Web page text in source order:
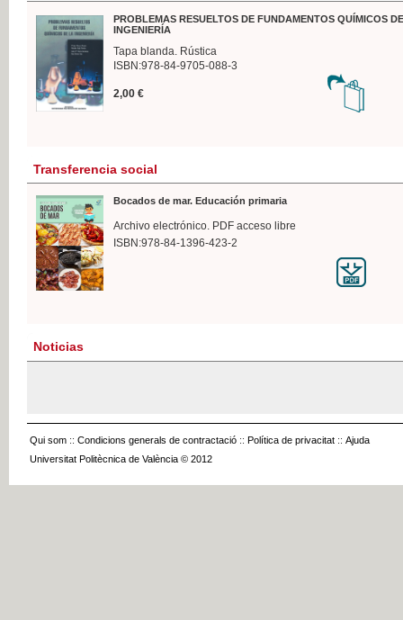
PROBLEMAS RESUELTOS DE FUNDAMENTOS QUÍMICOS
INGENIERÍA
Tapa blanda. Rústica
ISBN:978-84-9705-088-3
2,00 €
Transferencia social
Bocados de mar. Educación primaria
Archivo electrónico. PDF acceso libre
ISBN:978-84-1396-423-2
Noticias
Qui som :: Condicions generals de contractació :: Política de privacitat :: Ajuda
Universitat Politècnica de València © 2012